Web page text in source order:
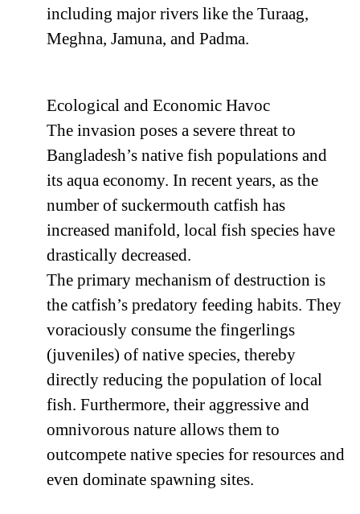
including major rivers like the Turaag,
Meghna, Jamuna, and Padma.
Ecological and Economic Havoc
The invasion poses a severe threat to
Bangladesh’s native fish populations and
its aqua economy. In recent years, as the
number of suckermouth catfish has
increased manifold, local fish species have
drastically decreased.
The primary mechanism of destruction is
the catfish’s predatory feeding habits. They
voraciously consume the fingerlings
(juveniles) of native species, thereby
directly reducing the population of local
fish. Furthermore, their aggressive and
omnivorous nature allows them to
outcompete native species for resources and
even dominate spawning sites.